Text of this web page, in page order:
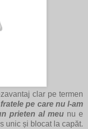
clar pe termen
pe care nu l-am
prieten al meunu e
unic și blocat la capăt.